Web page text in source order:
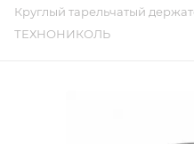
Круглый тарельчатый
ТЕХНОНИКОЛЬ